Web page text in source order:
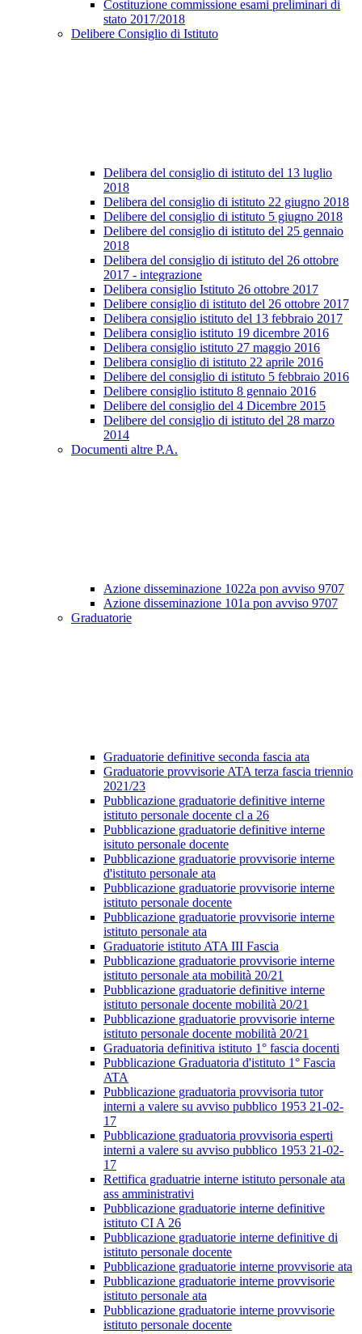
Costituzione commissione esami preliminari di
stato 2017/2018
Delibere Consiglio di Istituto
Delibera del consiglio di istituto del 13 luglio
2018
Delibera del consiglio di istituto 22 giugno 2018
Delibere del consiglio di istituto 5 giugno 2018
Delibere del consiglio di istituto del 25 gennaio
2018
Delibera del consiglio di istituto del 26 ottobre
2017 - integrazione
Delibera consiglio Istituto 26 ottobre 2017
Delibere consiglio di istituto del 26 ottobre 2017
Delibera consiglio istituto del 13 febbraio 2017
Delibera consiglio istituto 19 dicembre 2016
Delibera consiglio istituto 27 maggio 2016
Delibera consiglio di istituto 22 aprile 2016
Delibere del consiglio di istituto 5 febbraio 2016
Delibere consiglio istituto 8 gennaio 2016
Delibere del consiglio del 4 Dicembre 2015
Delibere del consiglio di istituto del 28 marzo
2014
Documenti altre P.A.
Azione disseminazione 1022a pon avviso 9707
Azione disseminazione 101a pon avviso 9707
Graduatorie
Graduatorie definitive seconda fascia ata
Graduatorie provvisorie ATA terza fascia triennio
2021/23
Pubblicazione graduatorie definitive interne
istituto personale docente cl a 26
Pubblicazione graduatorie definitive interne
isituto personale docente
Pubblicazione graduatorie provvisorie interne
d'istituto personale ata
Pubblicazione graduatorie provvisorie interne
istituto personale docente
Pubblicazione graduatorie provvisorie interne
istituto personale ata
Graduatorie istituto ATA III Fascia
Pubblicazione graduatorie provvisorie interne
istituto personale ata mobilità 20/21
Pubblicazione graduatorie definitive interne
istituto personale docente mobilità 20/21
Pubblicazione graduatorie provvisorie interne
istituto personale docente mobilità 20/21
Graduatoria definitiva istituto 1° fascia docenti
Pubblicazione Graduatoria d'istituto 1° Fascia
ATA
Pubblicazione graduatoria provvisoria tutor
interni a valere su avviso pubblico 1953 21-02-
17
Pubblicazione graduatoria provvisoria esperti
interni a valere su avviso pubblico 1953 21-02-
17
Rettifica graduatrie interne istituto personale ata
ass amministrativi
Pubblicazione graduatorie interne definitive
istituto CI A 26
Pubblicazione graduatorie interne definitive di
istituto personale docente
Pubblicazione graduatorie interne provvisorie ata
Pubblicazione graduatorie interne provvisorie
istituto personale ata
Pubblicazione graduatorie interne provvisorie
istituto personale docente